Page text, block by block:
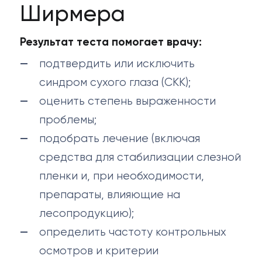
Ширмера
Результат теста помогает врачу:
подтвердить или исключить
синдром сухого глаза (СКК);
оценить степень выраженности
проблемы;
подобрать лечение (включая
средства для стабилизации слезной
пленки и, при необходимости,
препараты, влияющие на
лесопродукцию);
определить частоту контрольных
осмотров и критерии